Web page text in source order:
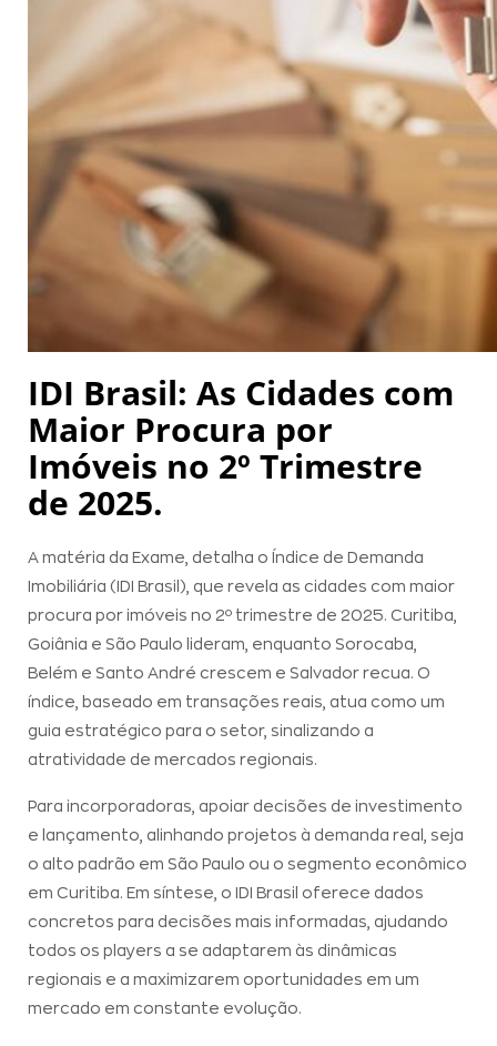
IDI Brasil: As Cidades com
Maior Procura por
Imóveis no 2º Trimestre
de 2025.
A matéria da Exame, detalha o Índice de Demanda
Imobiliária (IDI Brasil), que revela as cidades com maior
procura por imóveis no 2º trimestre de 2025. Curitiba,
Goiânia e São Paulo lideram, enquanto Sorocaba,
Belém e Santo André crescem e Salvador recua. O
índice, baseado em transações reais, atua como um
guia estratégico para o setor, sinalizando a
atratividade de mercados regionais.
Para incorporadoras, apoiar decisões de investimento
e lançamento, alinhando projetos à demanda real, seja
o alto padrão em São Paulo ou o segmento econômico
em Curitiba. Em síntese, o IDI Brasil oferece dados
concretos para decisões mais informadas, ajudando
todos os players a se adaptarem às dinâmicas
regionais e a maximizarem oportunidades em um
mercado em constante evolução.